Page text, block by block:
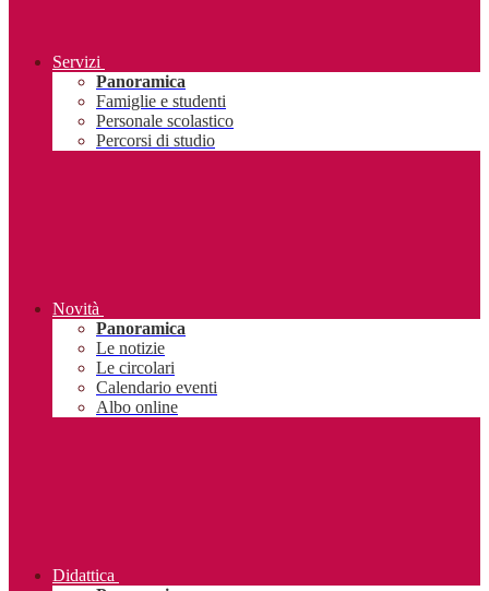
Servizi
Panoramica
Famiglie e studenti
Personale scolastico
Percorsi di studio
Novità
Panoramica
Le notizie
Le circolari
Calendario eventi
Albo online
Didattica